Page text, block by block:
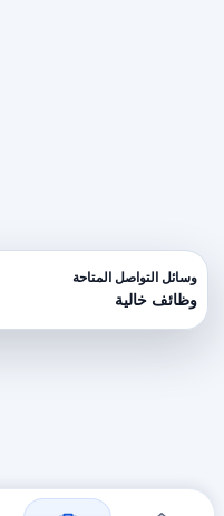
وسائل التواصل المتاحة
وظائف خالية